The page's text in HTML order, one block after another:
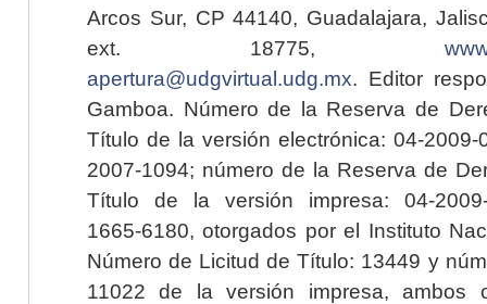
Arcos Sur, CP 44140, Guadalajara,
ext. 18775,
apertura@udgvirtual.udg.mx. Editor
Gamboa. Número de la Reserva de
Título de la versión electrónica: 04-2009-
2007-1094; número de la Reserva de
Título de la versión impresa: 04-2009-
1665-6180, otorgados por el Instituto
Número de Licitud de Título: 13449 y
11022 de la versión impresa, ambos